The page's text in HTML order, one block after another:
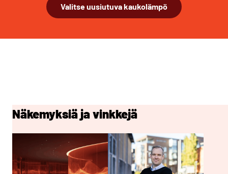
Valitse uusiutuva kaukolämpö
Näkemyksiä ja vinkkejä